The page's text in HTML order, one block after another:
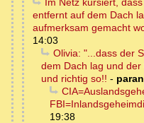
Im Netz kursiert,
entfernt auf dem Dach
aufmerksam gemacht
14:03
Olivia: "...dass der
dem Dach lag und
und richtig so!! -
19:38